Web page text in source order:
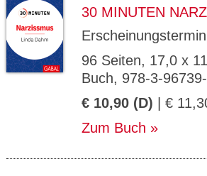
30 MINUTEN
96 Seiten, 17,0 x
Buch, 978-3-
€ 10,90 (D) | €
Zum Buch